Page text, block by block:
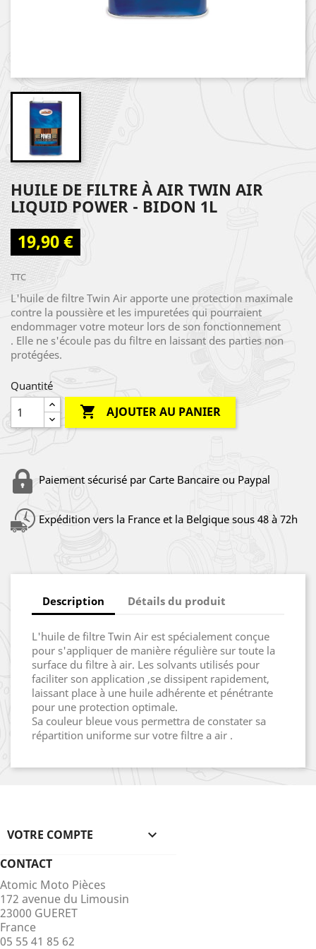
HUILE DE FILTRE À AIR TWIN AIR
LIQUID POWER - BIDON 1L
19,90 €
TTC
L'huile de filtre Twin Air apporte une protection maximale
contre la poussière et les impuretées qui pourraient
endommager votre moteur lors de son fonctionnement
. Elle ne s'écoule pas du filtre en laissant des parties non
protégées.
Quantité
 AJOUTER AU PANIER
Paiement sécurisé par Carte Bancaire ou Paypal
Expédition vers la France et la Belgique sous 48 à 72h
Description Détails du produit
L'huile de filtre Twin Air est spécialement conçue
pour s'appliquer de manière régulière sur toute la
surface du filtre à air. Les solvants utilisés pour
faciliter son application ,se dissipent rapidement,
laissant place à une huile adhérente et pénétrante
pour une protection optimale.
Sa couleur bleue vous permettra de constater sa
répartition uniforme sur votre filtre a air .
VOTRE COMPTE 
CONTACT
Atomic Moto Pièces
172 avenue du Limousin
23000 GUERET
France
05 55 41 85 62